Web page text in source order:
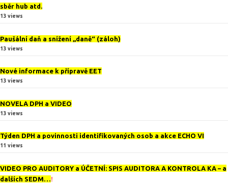
sběr hub atd.
13 views
Paušální daň a snížení „daně“ (záloh)
13 views
Nové informace k přípravě EET
13 views
NOVELA DPH a VIDEO
13 views
Týden DPH a povinnosti identifikovaných osob a akce ECHO VI
11 views
VIDEO PRO AUDITORY a ÚČETNÍ: SPIS AUDITORA A KONTROLA KA – a
dalších SEDM… !